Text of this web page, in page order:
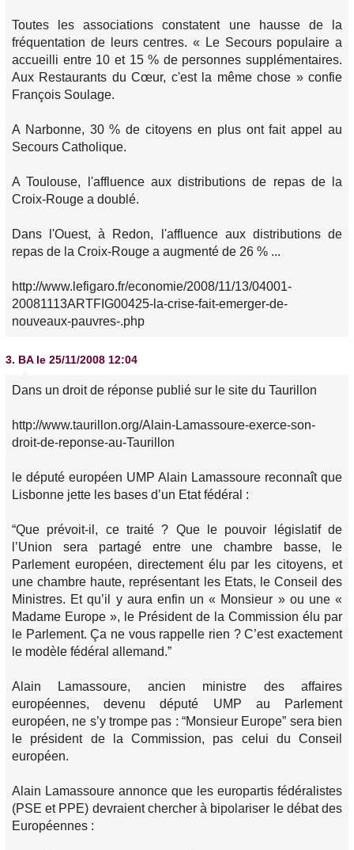
Toutes les associations constatent une hausse de la
fréquentation de leurs centres. « Le Secours populaire a
accueilli entre 10 et 15 % de personnes supplémentaires.
Aux Restaurants du Cœur, c'est la même chose » confie
François Soulage.
A Narbonne, 30 % de citoyens en plus ont fait appel au
Secours Catholique.
A Toulouse, l'affluence aux distributions de repas de la
Croix-Rouge a doublé.
Dans l'Ouest, à Redon, l'affluence aux distributions de
repas de la Croix-Rouge a augmenté de 26 % ...
http://www.lefigaro.fr/economie/2008/11/13/04001-
20081113ARTFIG00425-la-crise-fait-emerger-de-
nouveaux-pauvres-.php
3. BA le 25/11/2008 12:04
Dans un droit de réponse publié sur le site du Taurillon
http://www.taurillon.org/Alain-Lamassoure-exerce-son-
droit-de-reponse-au-Taurillon
le député européen UMP Alain Lamassoure reconnaît que
Lisbonne jette les bases d’un Etat fédéral :
“Que prévoit-il, ce traité ? Que le pouvoir législatif de
l’Union sera partagé entre une chambre basse, le
Parlement européen, directement élu par les citoyens, et
une chambre haute, représentant les Etats, le Conseil des
Ministres. Et qu’il y aura enfin un « Monsieur » ou une «
Madame Europe », le Président de la Commission élu par
le Parlement. Ça ne vous rappelle rien ? C’est exactement
le modèle fédéral allemand.”
Alain Lamassoure, ancien ministre des affaires
européennes, devenu député UMP au Parlement
européen, ne s’y trompe pas : “Monsieur Europe” sera bien
le président de la Commission, pas celui du Conseil
européen.
Alain Lamassoure annonce que les europartis fédéralistes
(PSE et PPE) devraient chercher à bipolariser le débat des
Européennes :